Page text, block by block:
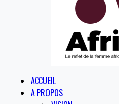
ACCUEIL
A PROPOS